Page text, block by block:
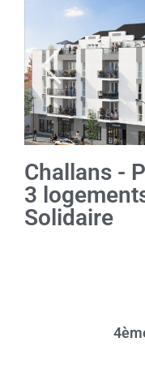
Challans -
3
Solidaire